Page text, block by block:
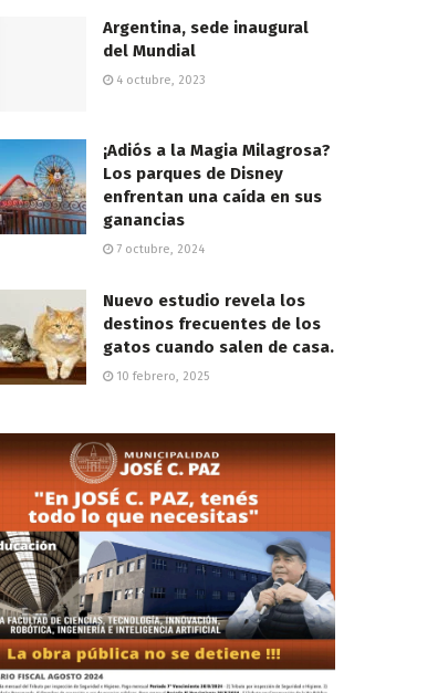
Argentina, sede inaugural
del Mundial
4 octubre, 2023
¡Adiós a la Magia Milagrosa?
Los parques de Disney
enfrentan una caída en sus
ganancias
7 octubre, 2024
Nuevo estudio revela los
destinos frecuentes de los
gatos cuando salen de casa.
10 febrero, 2025